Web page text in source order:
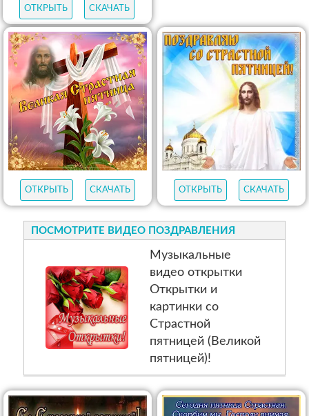
ОТКРЫТЬ СКАЧАТЬ
ОТКРЫТЬ СКАЧАТЬ ОТКРЫТЬ СКАЧАТЬ
ПОСМОТРИТЕ ВИДЕО ПОЗДРАВЛЕНИЯ
Музыкальные
видео открытки
Открытки и
картинки со
Страстной
пятницей (Великой
пятницей)!